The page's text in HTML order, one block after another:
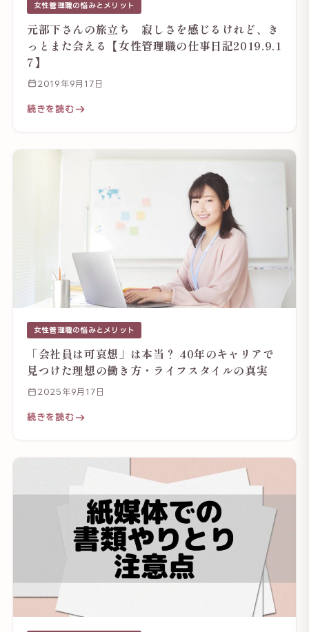
女性管理職の悩みとメリット
元部下さんの旅立ち 寂しさを感じるけれど、き
っとまた会える【女性管理職の仕事日記2019.9.1
7】
2019年9月17日
続きを読む
女性管理職の悩みとメリット
「会社員は可哀想」は本当？ 40年のキャリアで
見つけた理想の働き方・ライフスタイルの真実
2025年9月17日
続きを読む